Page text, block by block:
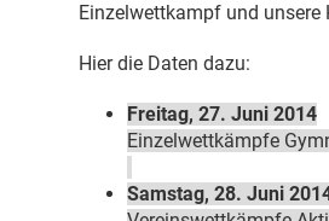
Einzelwettkampf und
Hier die Daten dazu:
Freitag, 27. Juni 2014
Einzelwettkämpfe
Samstag, 28. Juni